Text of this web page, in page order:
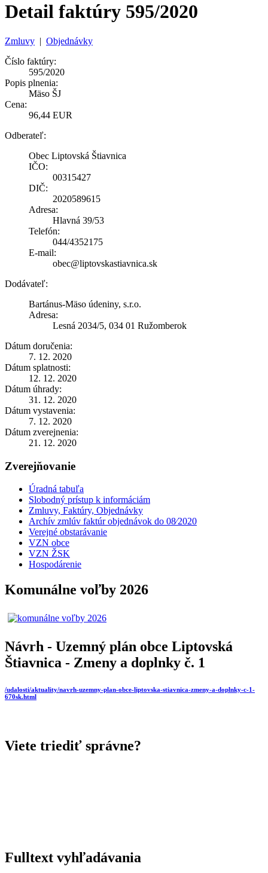
Detail faktúry 595/2020
Zmluvy | Objednávky
Číslo faktúry:
595/2020
Popis plnenia:
Mäso ŠJ
Cena:
96,44 EUR
Odberateľ:
Obec Liptovská Štiavnica
IČO:
00315427
DIČ:
2020589615
Adresa:
Hlavná 39/53
Telefón:
044/4352175
E-mail:
obec@liptovskastiavnica.sk
Dodávateľ:
Bartánus-Mäso údeniny, s.r.o.
Adresa:
Lesná 2034/5, 034 01 Ružomberok
Dátum doručenia:
7. 12. 2020
Dátum splatnosti:
12. 12. 2020
Dátum úhrady:
31. 12. 2020
Dátum vystavenia:
7. 12. 2020
Dátum zverejnenia:
21. 12. 2020
Zverejňovanie
Úradná tabuľa
Slobodný prístup k informáciám
Zmluvy, Faktúry, Objednávky
Archív zmlúv faktúr objednávok do 08⁄2020
Verejné obstarávanie
VZN obce
VZN ŽSK
Hospodárenie
Komunálne voľby 2026
Návrh - Uzemný plán obce Liptovská
Štiavnica - Zmeny a doplnky č. 1
/udalosti/aktuality/navrh-uzemny-plan-obce-liptovska-stiavnica-zmeny-a-doplnky-c-1-
670sk.html
Viete triediť správne?
Fulltext vyhľadávania